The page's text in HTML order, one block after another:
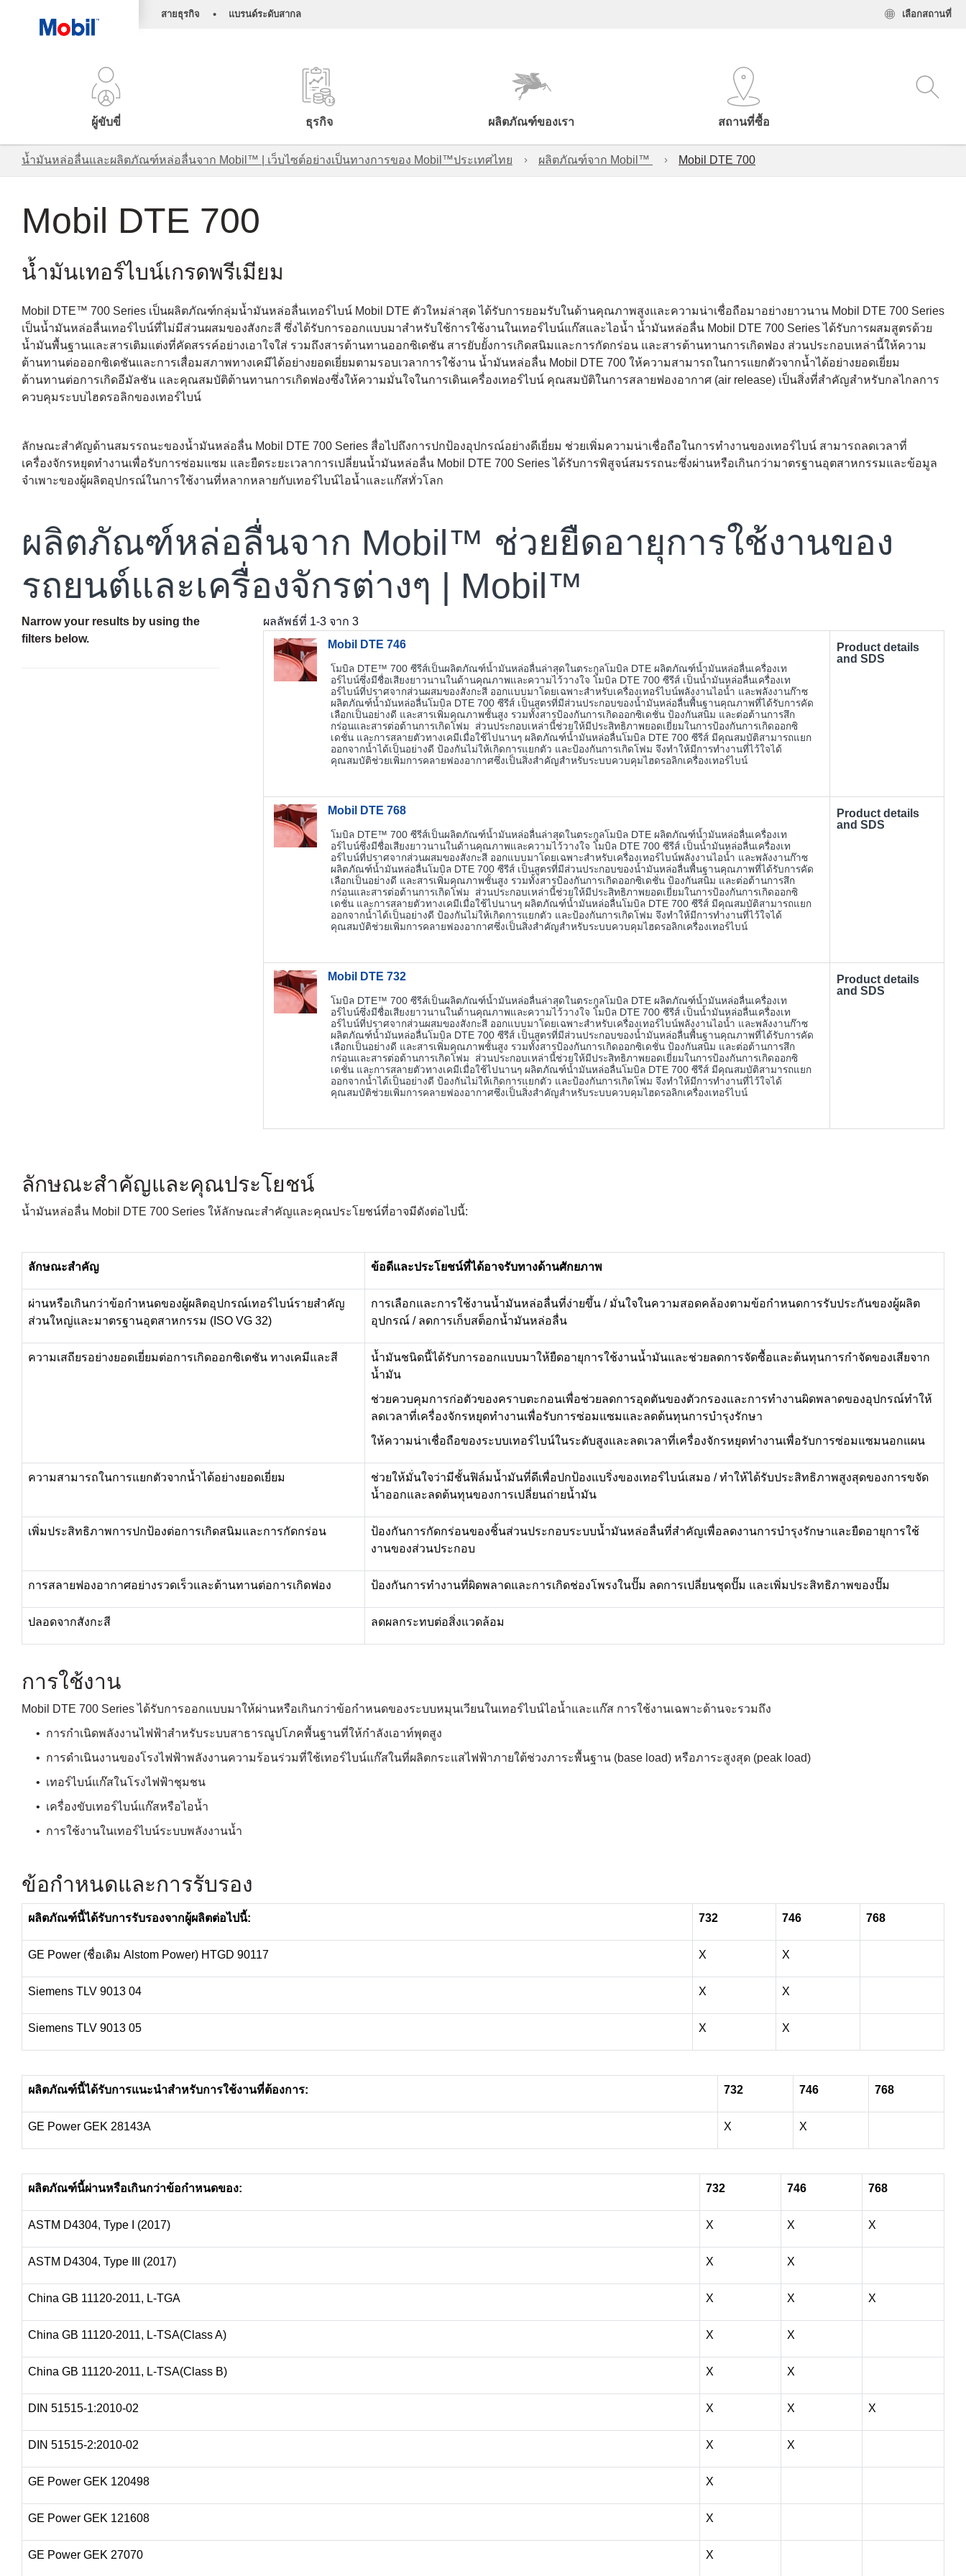
สายธุรกิจ • แบรนด์ระดับสากล เลือกสถานที่
ผู้ขับขี่ ธุรกิจ ผลิตภัณฑ์ของเรา สถานที่ซื้อ
น้ำมันหล่อลื่นและผลิตภัณฑ์หล่อลื่นจาก Mobil™ | เว็บไซต์อย่างเป็นทางการของ Mobil™ประเทศไทย ผลิตภัณฑ์จาก Mobil™ Mobil DTE 700
Mobil DTE 700
น้ำมันเทอร์ไบน์เกรดพรีเมียม
Mobil DTE™ 700 Series เป็นผลิตภัณฑ์กลุ่มน้ำมันหล่อลื่นเทอร์ไบน์ Mobil DTE ตัวใหม่ล่าสุด ได้รับการยอมรับในด้านคุณภาพสูงและความน่าเชื่อถือมาอย่างยาวนาน Mobil DTE 700 Series
เป็นน้ำมันหล่อลื่นเทอร์ไบน์ที่ไม่มีส่วนผสมของสังกะสี ซึ่งได้รับการออกแบบมาสำหรับใช้การใช้งานในเทอร์ไบน์แก๊สและไอน้ำ น้ำมันหล่อลื่น Mobil DTE 700 Series ได้รับการผสมสูตรด้วย
น้ำมันพื้นฐานและสารเติมแต่งที่คัดสรรค์อย่างเอาใจใส่ รวมถึงสารต้านทานออกซิเดชัน สารยับยั้งการเกิดสนิมและการกัดกร่อน และสารต้านทานการเกิดฟอง ส่วนประกอบเหล่านี้ให้ความ
ต้านทานต่อออกซิเดชันและการเสื่อมสภาพทางเคมีได้อย่างยอดเยี่ยมตามรอบเวลาการใช้งาน น้ำมันหล่อลื่น Mobil DTE 700 ให้ความสามารถในการแยกตัวจากน้ำได้อย่างยอดเยี่ยม
ต้านทานต่อการเกิดอีมัลชัน และคุณสมบัติต้านทานการเกิดฟองซึ่งให้ความมั่นใจในการเดินเครื่องเทอร์ไบน์ คุณสมบัติในการสลายฟองอากาศ (air release) เป็นสิ่งที่สำคัญสำหรับกลไกลการ
ควบคุมระบบไฮดรอลิกของเทอร์ไบน์
ลักษณะสำคัญด้านสมรรถนะของน้ำมันหล่อลื่น Mobil DTE 700 Series สื่อไปถึงการปกป้องอุปกรณ์อย่างดีเยี่ยม ช่วยเพิ่มความน่าเชื่อถือในการทำงานของเทอร์ไบน์ สามารถลดเวลาที่
เครื่องจักรหยุดทำงานเพื่อรับการซ่อมแซม และยืดระยะเวลาการเปลี่ยนน้ำมันหล่อลื่น Mobil DTE 700 Series ได้รับการพิสูจน์สมรรถนะซึ่งผ่านหรือเกินกว่ามาตรฐานอุตสาหกรรมและข้อมูล
จำเพาะของผู้ผลิตอุปกรณ์ในการใช้งานที่หลากหลายกับเทอร์ไบน์ไอน้ำและแก๊สทั่วโลก
ผลิตภัณฑ์หล่อลื่นจาก Mobil™ ช่วยยืดอายุการใช้งานของ
รถยนต์และเครื่องจักรต่างๆ | Mobil™
Narrow your results by using the
filters below.
ผลลัพธ์ที่ 1-3 จาก 3
Mobil DTE 746
โมบิล DTE™ 700 ซีรีส์เป็นผลิตภัณฑ์น้ำมันหล่อลื่นล่าสุดในตระกูลโมบิล DTE ผลิตภัณฑ์น้ำมันหล่อลื่นเครื่องเท
อร์ไบน์ซึ่งมีชื่อเสียงยาวนานในด้านคุณภาพและความไว้วางใจ โมบิล DTE 700 ซีรีส์ เป็นน้ำมันหล่อลื่นเครื่องเท
อร์ไบน์ที่ปราศจากส่วนผสมของสังกะสี ออกแบบมาโดยเฉพาะสำหรับเครื่องเทอร์ไบน์พลังงานไอน้ำ และพลังงานก๊าซ
ผลิตภัณฑ์น้ำมันหล่อลื่นโมบิล DTE 700 ซีรีส์ เป็นสูตรที่มีส่วนประกอบของน้ำมันหล่อลื่นพื้นฐานคุณภาพที่ได้รับการคัด
เลือกเป็นอย่างดี และสารเพิ่มคุณภาพชั้นสูง รวมทั้งสารป้องกันการเกิดออกซิเดชั่น ป้องกันสนิม และต่อต้านการสึก
กร่อนและสารต่อต้านการเกิดโฟม ส่วนประกอบเหล่านี้ช่วยให้มีประสิทธิภาพยอดเยี่ยมในการป้องกันการเกิดออกซิ
เดชั่น และการสลายตัวทางเคมีเมื่อใช้ไปนานๆ ผลิตภัณฑ์น้ำมันหล่อลื่นโมบิล DTE 700 ซีรีส์ มีคุณสมบัติสามารถแยก
ออกจากน้ำได้เป็นอย่างดี ป้องกันไม่ให้เกิดการแยกตัว และป้องกันการเกิดโฟม จึงทำให้มีการทำงานที่ไว้ใจได้
คุณสมบัติช่วยเพิ่มการคลายฟองอากาศซึ่งเป็นสิ่งสำคัญสำหรับระบบควบคุมไฮดรอลิกเครื่องเทอร์ไบน์
Product details
and SDS
Mobil DTE 768
โมบิล DTE™ 700 ซีรีส์เป็นผลิตภัณฑ์น้ำมันหล่อลื่นล่าสุดในตระกูลโมบิล DTE ผลิตภัณฑ์น้ำมันหล่อลื่นเครื่องเท
อร์ไบน์ซึ่งมีชื่อเสียงยาวนานในด้านคุณภาพและความไว้วางใจ โมบิล DTE 700 ซีรีส์ เป็นน้ำมันหล่อลื่นเครื่องเท
อร์ไบน์ที่ปราศจากส่วนผสมของสังกะสี ออกแบบมาโดยเฉพาะสำหรับเครื่องเทอร์ไบน์พลังงานไอน้ำ และพลังงานก๊าซ
ผลิตภัณฑ์น้ำมันหล่อลื่นโมบิล DTE 700 ซีรีส์ เป็นสูตรที่มีส่วนประกอบของน้ำมันหล่อลื่นพื้นฐานคุณภาพที่ได้รับการคัด
เลือกเป็นอย่างดี และสารเพิ่มคุณภาพชั้นสูง รวมทั้งสารป้องกันการเกิดออกซิเดชั่น ป้องกันสนิม และต่อต้านการสึก
กร่อนและสารต่อต้านการเกิดโฟม ส่วนประกอบเหล่านี้ช่วยให้มีประสิทธิภาพยอดเยี่ยมในการป้องกันการเกิดออกซิ
เดชั่น และการสลายตัวทางเคมีเมื่อใช้ไปนานๆ ผลิตภัณฑ์น้ำมันหล่อลื่นโมบิล DTE 700 ซีรีส์ มีคุณสมบัติสามารถแยก
ออกจากน้ำได้เป็นอย่างดี ป้องกันไม่ให้เกิดการแยกตัว และป้องกันการเกิดโฟม จึงทำให้มีการทำงานที่ไว้ใจได้
คุณสมบัติช่วยเพิ่มการคลายฟองอากาศซึ่งเป็นสิ่งสำคัญสำหรับระบบควบคุมไฮดรอลิกเครื่องเทอร์ไบน์
Product details
and SDS
Mobil DTE 732
โมบิล DTE™ 700 ซีรีส์เป็นผลิตภัณฑ์น้ำมันหล่อลื่นล่าสุดในตระกูลโมบิล DTE ผลิตภัณฑ์น้ำมันหล่อลื่นเครื่องเท
อร์ไบน์ซึ่งมีชื่อเสียงยาวนานในด้านคุณภาพและความไว้วางใจ โมบิล DTE 700 ซีรีส์ เป็นน้ำมันหล่อลื่นเครื่องเท
อร์ไบน์ที่ปราศจากส่วนผสมของสังกะสี ออกแบบมาโดยเฉพาะสำหรับเครื่องเทอร์ไบน์พลังงานไอน้ำ และพลังงานก๊าซ
ผลิตภัณฑ์น้ำมันหล่อลื่นโมบิล DTE 700 ซีรีส์ เป็นสูตรที่มีส่วนประกอบของน้ำมันหล่อลื่นพื้นฐานคุณภาพที่ได้รับการคัด
เลือกเป็นอย่างดี และสารเพิ่มคุณภาพชั้นสูง รวมทั้งสารป้องกันการเกิดออกซิเดชั่น ป้องกันสนิม และต่อต้านการสึก
กร่อนและสารต่อต้านการเกิดโฟม ส่วนประกอบเหล่านี้ช่วยให้มีประสิทธิภาพยอดเยี่ยมในการป้องกันการเกิดออกซิ
เดชั่น และการสลายตัวทางเคมีเมื่อใช้ไปนานๆ ผลิตภัณฑ์น้ำมันหล่อลื่นโมบิล DTE 700 ซีรีส์ มีคุณสมบัติสามารถแยก
ออกจากน้ำได้เป็นอย่างดี ป้องกันไม่ให้เกิดการแยกตัว และป้องกันการเกิดโฟม จึงทำให้มีการทำงานที่ไว้ใจได้
คุณสมบัติช่วยเพิ่มการคลายฟองอากาศซึ่งเป็นสิ่งสำคัญสำหรับระบบควบคุมไฮดรอลิกเครื่องเทอร์ไบน์
Product details
and SDS
ลักษณะสำคัญและคุณประโยชน์
น้ำมันหล่อลื่น Mobil DTE 700 Series ให้ลักษณะสำคัญและคุณประโยชน์ที่อาจมีดังต่อไปนี้:
ลักษณะสำคัญ ข้อดีและประโยชน์ที่ได้อาจรับทางด้านศักยภาพ
ผ่านหรือเกินกว่าข้อกำหนดของผู้ผลิตอุปกรณ์เทอร์ไบน์รายสำคัญ
ส่วนใหญ่และมาตรฐานอุตสาหกรรม (ISO VG 32)
การเลือกและการใช้งานน้ำมันหล่อลื่นที่ง่ายขึ้น / มั่นใจในความสอดคล้องตามข้อกำหนดการรับประกันของผู้ผลิต
อุปกรณ์ / ลดการเก็บสต็อกน้ำมันหล่อลื่น
ความเสถียรอย่างยอดเยี่ยมต่อการเกิดออกซิเดชัน ทางเคมีและสี
น้ำมันชนิดนี้ได้รับการออกแบบมาให้ยืดอายุการใช้งานน้ำมันและช่วยลดการจัดซื้อและต้นทุนการกำจัดของเสียจาก
น้ำมัน
ช่วยควบคุมการก่อตัวของคราบตะกอนเพื่อช่วยลดการอุดตันของตัวกรองและการทำงานผิดพลาดของอุปกรณ์ทำให้
ลดเวลาที่เครื่องจักรหยุดทำงานเพื่อรับการซ่อมแซมและลดต้นทุนการบำรุงรักษา
ให้ความน่าเชื่อถือของระบบเทอร์ไบน์ในระดับสูงและลดเวลาที่เครื่องจักรหยุดทำงานเพื่อรับการซ่อมแซมนอกแผน
ความสามารถในการแยกตัวจากน้ำได้อย่างยอดเยี่ยม ช่วยให้มั่นใจว่ามีชั้นฟิล์มน้ำมันที่ดีเพื่อปกป้องแบริ่งของเทอร์ไบน์เสมอ /ทำให้ได้รับประสิทธิภาพสูงสุดของการขจัด
น้ำออกและลดต้นทุนของการเปลี่ยนถ่ายน้ำมัน
เพิ่มประสิทธิภาพการปกป้องต่อการเกิดสนิมและการกัดกร่อน
ป้องกันการกัดกร่อนของชิ้นส่วนประกอบระบบน้ำมันหล่อลื่นที่สำคัญเพื่อลดงานการบำรุงรักษาและยืดอายุการใช้
งานของส่วนประกอบ
การสลายฟองอากาศอย่างรวดเร็วและต้านทานต่อการเกิดฟอง ป้องกันการทำงานที่ผิดพลาดและการเกิดช่องโพรงในปั๊ม ลดการเปลี่ยนชุดปั๊ม และเพิ่มประสิทธิภาพของปั๊ม
ปลอดจากสังกะสี ลดผลกระทบต่อสิ่งแวดล้อม
การใช้งาน
Mobil DTE 700 Series ได้รับการออกแบบมาให้ผ่านหรือเกินกว่าข้อกำหนดของระบบหมุนเวียนในเทอร์ไบน์ไอน้ำและแก๊ส การใช้งานเฉพาะด้านจะรวมถึง
• การกำเนิดพลังงานไฟฟ้าสำหรับระบบสาธารณูปโภคพื้นฐานที่ให้กำลังเอาท์พุตสูง
• การดำเนินงานของโรงไฟฟ้าพลังงานความร้อนร่วมที่ใช้เทอร์ไบน์แก๊สในที่ผลิตกระแสไฟฟ้าภายใต้ช่วงภาระพื้นฐาน (base load) หรือภาระสูงสุด (peak load)
• เทอร์ไบน์แก๊สในโรงไฟฟ้าชุมชน
• เครื่องขับเทอร์ไบน์แก๊สหรือไอน้ำ
• การใช้งานในเทอร์ไบน์ระบบพลังงานน้ำ
ข้อกำหนดและการรับรอง
ผลิตภัณฑ์นี้ได้รับการรับรองจากผู้ผลิตต่อไปนี้: 732 746 768
GE Power (ชื่อเดิม Alstom Power) HTGD 90117 X X
Siemens TLV 9013 04 X X
Siemens TLV 9013 05 X X
ผลิตภัณฑ์นี้ได้รับการแนะนำสำหรับการใช้งานที่ต้องการ: 732 746 768
GE Power GEK 28143A X X
ผลิตภัณฑ์นี้ผ่านหรือเกินกว่าข้อกำหนดของ: 732 746 768
ASTM D4304, Type I (2017) X X X
ASTM D4304, Type III (2017) X X
China GB 11120-2011, L-TGA X X X
China GB 11120-2011, L-TSA(Class A) X X
China GB 11120-2011, L-TSA(Class B) X X
DIN 51515-1:2010-02 X X X
DIN 51515-2:2010-02 X X
GE Power GEK 120498 X
GE Power GEK 121608 X
GE Power GEK 27070 X